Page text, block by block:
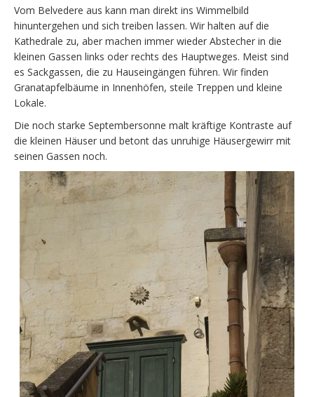
Vom Belvedere aus kann man direkt ins Wimmelbild
hinuntergehen und sich treiben lassen. Wir halten auf die
Kathedrale zu, aber machen immer wieder Abstecher in die
kleinen Gassen links oder rechts des Hauptweges. Meist sind
es Sackgassen, die zu Hauseingängen führen. Wir finden
Granatapfelbäume in Innenhöfen, steile Treppen und kleine
Lokale.
Die noch starke Septembersonne malt kräftige Kontraste auf
die kleinen Häuser und betont das unruhige Häusergewirr mit
seinen Gassen noch.